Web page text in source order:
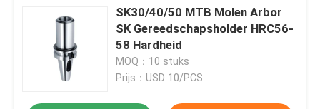
SK30/40/50 MTB Molen Arbor
SK Gereedschapsholder HRC56-
58 Hardheid
MOQ：10 stuks
Prijs：USD 10/PCS